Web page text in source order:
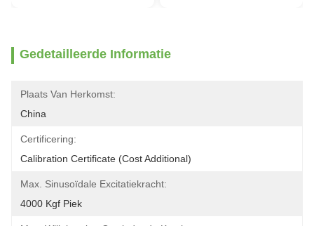
Gedetailleerde Informatie
Plaats Van Herkomst:
China
Certificering:
Calibration Certificate (Cost Additional)
Max. Sinusoïdale Excitatiekracht:
4000 Kgf Piek